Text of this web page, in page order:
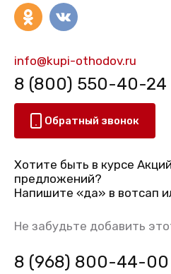
info@kupi-othodov.ru
8 (800) 550-40-24
Обратный звонок
Хотите быть в курсе
предложений?
Напишите «да» в вотсап
Не забудьте добавить
8 (968) 800-44-00